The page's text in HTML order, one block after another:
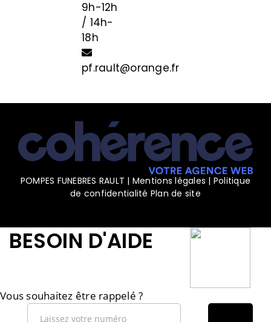
9h-12h
/ 14h-
18h
pf.rault@orange.fr
POMPES FUNEBRES RAULT | Mentions légales | Politique
de confidentialité Plan de site
BESOIN D'AIDE
Vous souhaitez être rappelé ?